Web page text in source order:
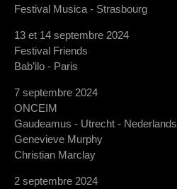
Festival Musica - Strasbourg
13 et 14 septembre 2024
Festival Friends
Bab’ilo - Paris
7 septembre 2024
ONCEIM
Gaudeamus - Utrecht - Nederlands
Genevieve Murphy
Christian Marclay
2 septembre 2024